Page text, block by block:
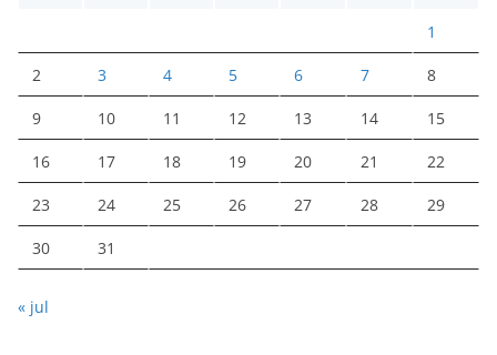
1
2 3 4 5 6 7 8
9 10 11 12 13 14 15
16 17 18 19 20 21 22
23 24 25 26 27 28 29
30 31
« jul